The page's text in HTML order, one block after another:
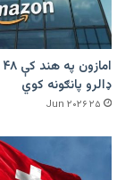
ډالرو پانګونه کوي
۲۵ Jun ۲۰۲۶